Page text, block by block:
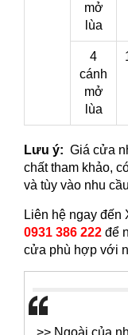
mở
lùa
4
cánh
mở
lùa
Lưu ý: Giá cửa
chất tham khảo,
và tùy vào nhu
Liên hệ ngay đến
0931 386 222 để
cửa phù hợp với